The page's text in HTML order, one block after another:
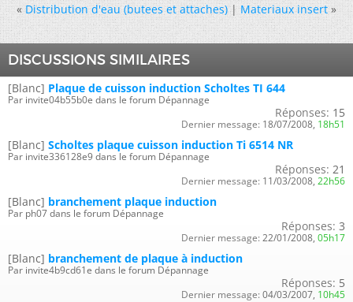
« Distribution d'eau (butees et attaches)|Materiaux insert »
DISCUSSIONS SIMILAIRES
[Blanc] Plaque de cuisson induction Scholtes TI 644
Par invite04b55b0e dans le forum Dépannage
Réponses: 15
Dernier message: 18/07/2008, 18h51
[Blanc] Scholtes plaque cuisson induction Ti 6514 NR
Par invite336128e9 dans le forum Dépannage
Réponses: 21
Dernier message: 11/03/2008, 22h56
[Blanc] branchement plaque induction
Par ph07 dans le forum Dépannage
Réponses: 3
Dernier message: 22/01/2008, 05h17
[Blanc] branchement de plaque à induction
Par invite4b9cd61e dans le forum Dépannage
Réponses: 5
Dernier message: 04/03/2007, 10h45